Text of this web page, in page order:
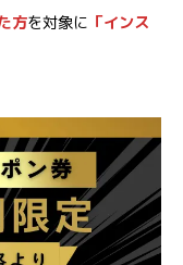
方を対象に 「インス